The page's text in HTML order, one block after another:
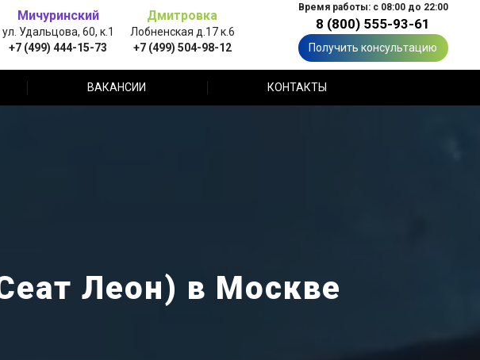
Мичуринский
ул. Удальцова, 60, к.1
+7 (499) 444-15-73
Дмитровка
Лобненская д.17 к.6
+7 (499) 504-98-12
Время работы: с 08:00 до 22:00
8 (800) 555-93-61
Получить консультацию
ВАКАНСИИ КОНТАКТЫ
Леон) в Москве